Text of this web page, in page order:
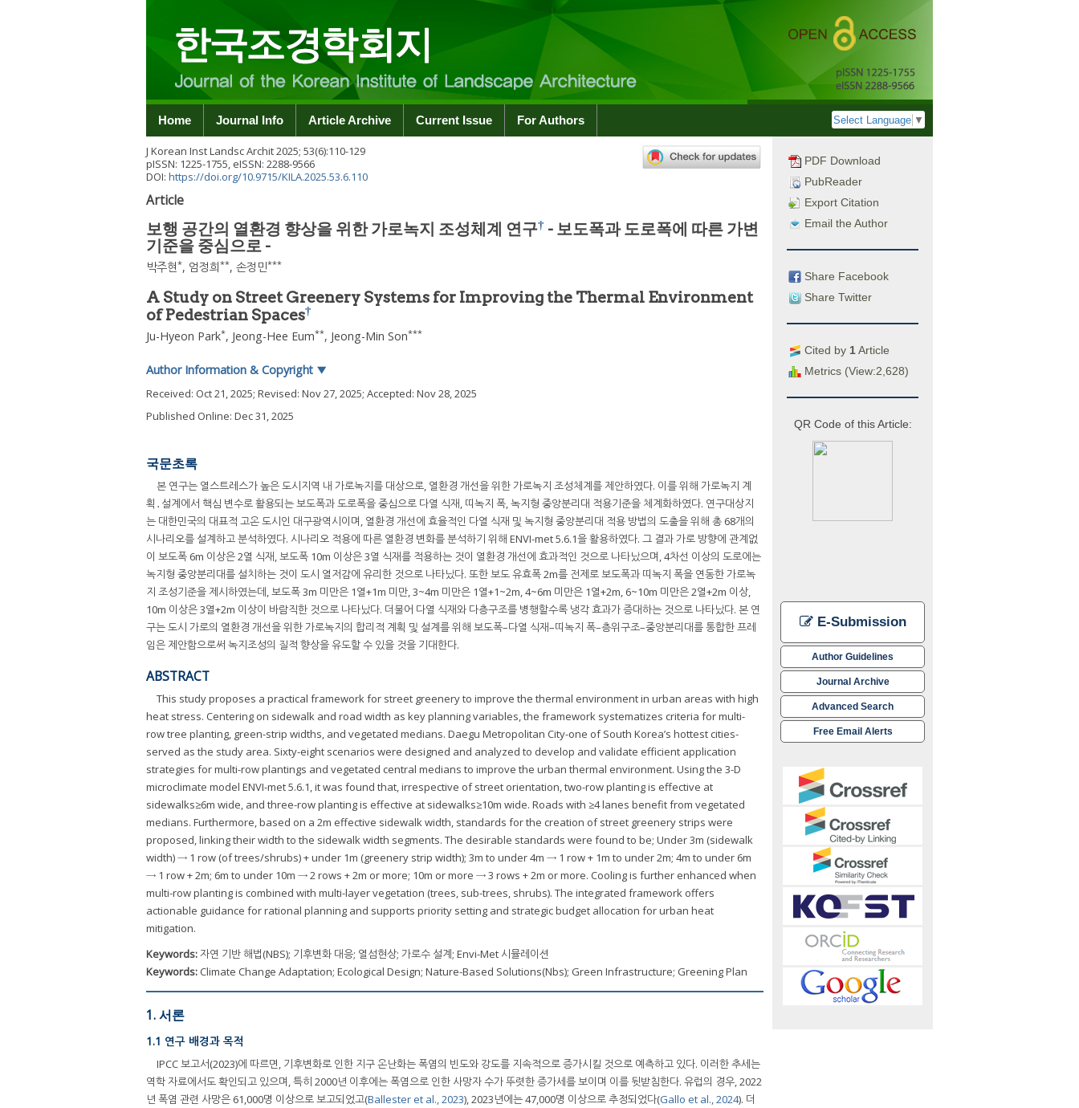
Home Journal Info Article Archive Current Issue For Authors Select Language ▼
PDF Download
PubReader
Export Citation
Email the Author
Share Facebook
Share Twitter
Cited by 1Article
Metrics (View:2,628)
QR Code of this Article:
E-Submission
Author Guidelines
Journal Archive
Advanced Search
Free Email Alerts
J Korean Inst Landsc Archit2025; 53(6):110-129
pISSN: 1225-1755, eISSN: 2288-9566
DOI: https://doi.org/10.9715/KILA.2025.53.6.110
Article
보행 공간의 열환경 향상을 위한 가로녹지 조성체계 연구† - 보도폭과 도로폭에 따른 가변
기준을 중심으로 -
박주현*, 엄정희**, 손정민***
A Study on Street Greenery Systems for Improving the Thermal Environment
of Pedestrian Spaces†
Ju-Hyeon Park*, Jeong-Hee Eum**, Jeong-Min Son***
Author Information & Copyright ▼
Received: Oct 21, 2025; Revised: Nov 27, 2025; Accepted: Nov 28, 2025
Published Online: Dec 31, 2025
국문초록
본 연구는 열스트레스가 높은 도시지역 내 가로녹지를 대상으로, 열환경 개선을 위한 가로녹지 조성체계를 제안하였다. 이를 위해 가로녹지 계
획․설계에서 핵심 변수로 활용되는 보도폭과 도로폭을 중심으로 다열 식재, 띠녹지 폭, 녹지형 중앙분리대 적용기준을 체계화하였다. 연구대상지
는 대한민국의 대표적 고온 도시인 대구광역시이며, 열환경 개선에 효율적인 다열 식재 및 녹지형 중앙분리대 적용 방법의 도출을 위해 총 68개의
시나리오를 설계하고 분석하였다. 시나리오 적용에 따른 열환경 변화를 분석하기 위해 ENVI-met 5.6.1을 활용하였다. 그 결과 가로 방향에 관계없
이 보도폭 6m 이상은 2열 식재, 보도폭 10m 이상은 3열 식재를 적용하는 것이 열환경 개선에 효과적인 것으로 나타났으며, 4차선 이상의 도로에는
녹지형 중앙분리대를 설치하는 것이 도시 열저감에 유리한 것으로 나타났다. 또한 보도 유효폭 2m를 전제로 보도폭과 띠녹지 폭을 연동한 가로녹
지 조성기준을 제시하였는데, 보도폭 3m 미만은 1열+1m 미만, 3~4m 미만은 1열+1~2m, 4~6m 미만은 1열+2m, 6~10m 미만은 2열+2m 이상,
10m 이상은 3열+2m 이상이 바람직한 것으로 나타났다. 더불어 다열 식재와 다층구조를 병행할수록 냉각 효과가 증대하는 것으로 나타났다. 본 연
구는 도시 가로의 열환경 개선을 위한 가로녹지의 합리적 계획 및 설계를 위해 보도폭–다열 식재–띠녹지 폭–층위구조–중앙분리대를 통합한 프레
임은 제안함으로써 녹지조성의 질적 향상을 유도할 수 있을 것을 기대한다.
ABSTRACT
This study proposes a practical framework for street greenery to improve the thermal environment in urban areas with high
heat stress. Centering on sidewalk and road width as key planning variables, the framework systematizes criteria for multi-
row tree planting, green-strip widths, and vegetated medians. Daegu Metropolitan City-one of South Korea’s hottest cities-
served as the study area. Sixty-eight scenarios were designed and analyzed to develop and validate efficient application
strategies for multi-row plantings and vegetated central medians to improve the urban thermal environment. Using the 3-D
microclimate model ENVI-met 5.6.1, it was found that, irrespective of street orientation, two-row planting is effective at
sidewalks≥6m wide, and three-row planting is effective at sidewalks≥10m wide. Roads with ≥4 lanes benefit from vegetated
medians. Furthermore, based on a 2m effective sidewalk width, standards for the creation of street greenery strips were
proposed, linking their width to the sidewalk width segments. The desirable standards were found to be; Under 3m (sidewalk
width) → 1 row (of trees/shrubs) + under 1m (greenery strip width); 3m to under 4m → 1 row + 1m to under 2m; 4m to under 6m
→ 1 row + 2m; 6m to under 10m → 2 rows + 2m or more; 10m or more → 3 rows + 2m or more. Cooling is further enhanced when
multi-row planting is combined with multi-layer vegetation (trees, sub-trees, shrubs). The integrated framework offers
actionable guidance for rational planning and supports priority setting and strategic budget allocation for urban heat
mitigation.
Keywords:자연 기반 해법(NBS); 기후변화 대응; 열섬현상; 가로수 설계; Envi-Met 시뮬레이션
Keywords: Climate Change Adaptation; Ecological Design; Nature-Based Solutions(Nbs); Green Infrastructure; Greening Plan
1. 서론
1.1 연구 배경과 목적
IPCC 보고서(2023)에 따르면, 기후변화로 인한 지구 온난화는 폭염의 빈도와 강도를 지속적으로 증가시킬 것으로 예측하고 있다. 이러한 추세는
역학 자료에서도 확인되고 있으며, 특히 2000년 이후에는 폭염으로 인한 사망자 수가 뚜렷한 증가세를 보이며 이를 뒷받침한다. 유럽의 경우, 2022
년 폭염 관련 사망은 61,000명 이상으로 보고되었고(Ballester et al., 2023), 2023년에는 47,000명 이상으로 추정되었다(Gallo et al., 2024). 더